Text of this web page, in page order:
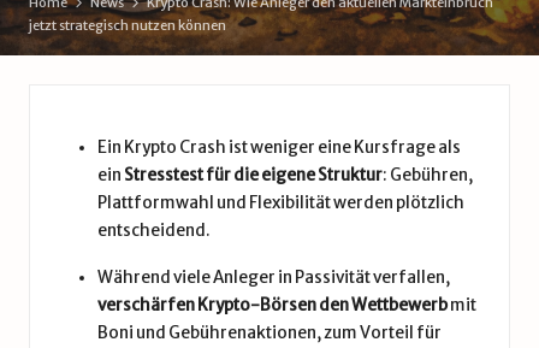
e
jetzt strategisch nutzen können
Ein Krypto Crash ist weniger eine Kursfrage als
ein Stresstest für die eigene Struktur: Gebühren,
Plattformwahl und Flexibilität werden plötzlich
entscheidend.
Während viele Anleger in Passivität verfallen,
verschärfen Krypto-Börsen den Wettbewerbmit
Boni und Gebührenaktionen, zum Vorteil für